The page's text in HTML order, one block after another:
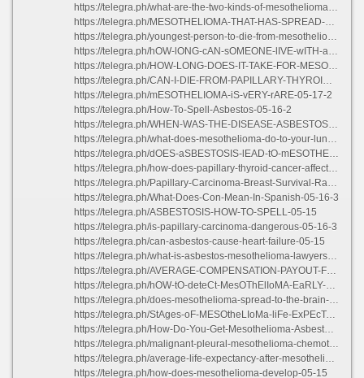
https://telegra.ph/what-are-the-two-kinds-of-mesothelioma-05-16-2
https://telegra.ph/MESOTHELIOMA-THAT-HAS-SPREAD-TO-LUNGS-05-16
https://telegra.ph/youngest-person-to-die-from-mesothelioma-05-16
https://telegra.ph/hOW-lONG-cAN-sOMEONE-lIVE-wITH-aSBESTOSIS-05-16-2
https://telegra.ph/HOW-LONG-DOES-IT-TAKE-FOR-MESOTHELIOMA-TO-KILL-YOU-05-15
https://telegra.ph/CAN-I-DIE-FROM-PAPILLARY-THYROID-CANCER-05-15
https://telegra.ph/mESOTHELIOMA-iS-vERY-rARE-05-17-2
https://telegra.ph/How-To-Spell-Asbestos-05-16-2
https://telegra.ph/WHEN-WAS-THE-DISEASE-ASBESTOSIS-FIRST-RECORDED-05-16
https://telegra.ph/what-does-mesothelioma-do-to-your-lungs-05-16-2
https://telegra.ph/dOES-aSBESTOSIS-lEAD-tO-mESOTHELIOMA-05-16
https://telegra.ph/how-does-papillary-thyroid-cancer-affect-the-body-05-15
https://telegra.ph/Papillary-Carcinoma-Breast-Survival-Rate-05-16-2
https://telegra.ph/What-Does-Con-Mean-In-Spanish-05-16-3
https://telegra.ph/ASBESTOSIS-HOW-TO-SPELL-05-15
https://telegra.ph/is-papillary-carcinoma-dangerous-05-16-3
https://telegra.ph/can-asbestos-cause-heart-failure-05-15
https://telegra.ph/what-is-asbestos-mesothelioma-lawyers-05-16-2
https://telegra.ph/AVERAGE-COMPENSATION-PAYOUT-FOR-MESOTHELIOMA-UK-2021-05-16
https://telegra.ph/hOW-tO-deteCt-MesOThElIoMA-EaRLY-05-16-2
https://telegra.ph/does-mesothelioma-spread-to-the-brain-05-17-4
https://telegra.ph/StAges-oF-MESOtheLIoMa-liFe-ExPEcTancY-05-16-4
https://telegra.ph/How-Do-You-Get-Mesothelioma-Asbestos-Cancer-05-17-2
https://telegra.ph/malignant-pleural-mesothelioma-chemotherapy-05-16
https://telegra.ph/average-life-expectancy-after-mesothelioma-diagnosis-05-16
https://telegra.ph/how-does-mesothelioma-develop-05-15